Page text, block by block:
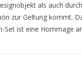
als auch
zur Geltung kommt.
ist eine Hommage